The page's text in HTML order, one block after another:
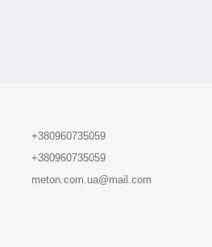
+380960735059
+380960735059
meton.com.ua@mail.com